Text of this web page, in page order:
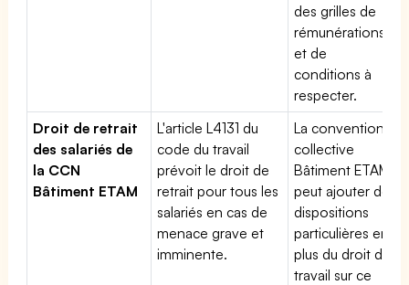
des grilles de
rémunérations
et de
conditions à
respecter.
Droit de retrait
des salariés de
la CCN
Bâtiment ETAM
L'article L4131 du
code du travail
prévoit le droit de
retrait pour tous les
salariés en cas de
menace grave et
imminente.
La convention
collective
Bâtiment ETAM
peut ajouter des
dispositions
particulières en
plus du droit du
travail sur ce